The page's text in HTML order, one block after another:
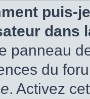
puis-
dans
panneau
du
. Activez